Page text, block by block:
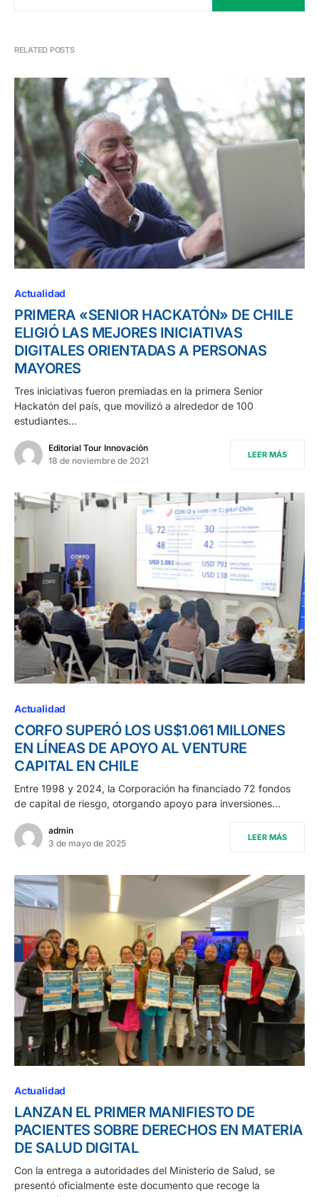
RELATED POSTS
Actualidad
PRIMERA «SENIOR HACKATÓN» DE CHILE
ELIGIÓ LAS MEJORES INICIATIVAS
DIGITALES ORIENTADAS A PERSONAS
MAYORES
Tres iniciativas fueron premiadas en la primera Senior
Hackatón del país, que movilizó a alrededor de 100
estudiantes…
Editorial Tour Innovación
18 de noviembre de 2021
LEER MÁS
Actualidad
CORFO SUPERÓ LOS US$1.061 MILLONES
EN LÍNEAS DE APOYO AL VENTURE
CAPITAL EN CHILE
Entre 1998 y 2024, la Corporación ha financiado 72 fondos
de capital de riesgo, otorgando apoyo para inversiones…
admin
3 de mayo de 2025
LEER MÁS
Actualidad
LANZAN EL PRIMER MANIFIESTO DE
PACIENTES SOBRE DERECHOS EN MATERIA
DE SALUD DIGITAL
Con la entrega a autoridades del Ministerio de Salud, se
presentó oficialmente este documento que recoge la